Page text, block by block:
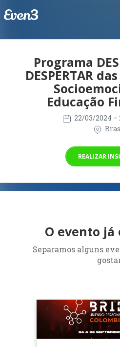
Programa
DESPERTAR
Educação
22/03/2024 –
REALIZAR
O evento já
Separamos alguns